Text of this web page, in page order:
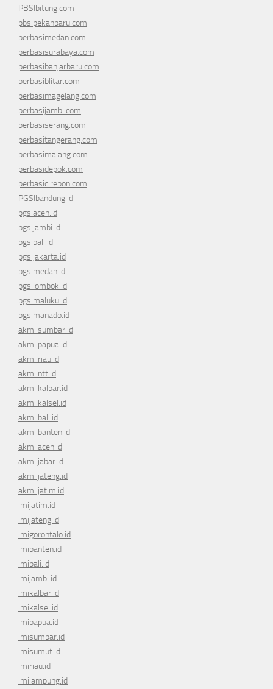
PBSIbitung.com
pbsipekanbaru.com
perbasimedan.com
perbasisurabaya.com
perbasibanjarbaru.com
perbasiblitar.com
perbasimagelang.com
perbasijambi.com
perbasiserang.com
perbasitangerang.com
perbasimalang.com
perbasidepok.com
perbasicirebon.com
PGSIbandung.id
pgsiaceh.id
pgsijambi.id
pgsibali.id
pgsijakarta.id
pgsimedan.id
pgsilombok.id
pgsimaluku.id
pgsimanado.id
akmilsumbar.id
akmilpapua.id
akmilriau.id
akmilntt.id
akmilkalbar.id
akmilkalsel.id
akmilbali.id
akmilbanten.id
akmilaceh.id
akmiljabar.id
akmiljateng.id
akmiljatim.id
imijatim.id
imijateng.id
imigorontalo.id
imibanten.id
imibali.id
imijambi.id
imikalbar.id
imikalsel.id
imipapua.id
imisumbar.id
imisumut.id
imiriau.id
imilampung.id